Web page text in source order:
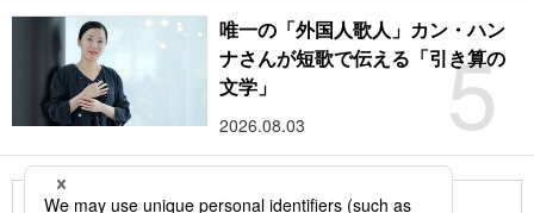
5
唯一の「外国人歌人」カン・ハン
ナさんが短歌で伝える「引き算の
文学」
2026.08.03